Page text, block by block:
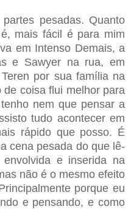
pesadas. Quanto
mais fácil é para mim
em Intenso Demais, a
e Sawyer na rua, em
por sua família na
coisa flui melhor para
nem que pensar a
tudo acontecer em
rápido que posso. É
cena pesada do que lê-
e inserida na
não é o mesmo efeito
porque eu
e pensando, e como